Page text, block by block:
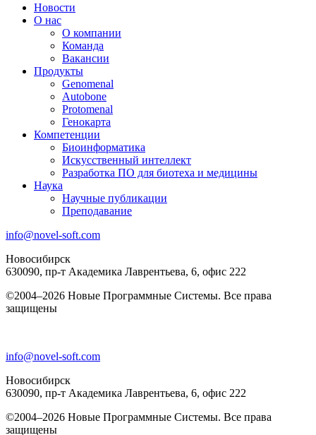
Меню
подвале
(русский)
Новости
О нас
О компании
Команда
Вакансии
Продукты
Genomenal
Autobone
Protomenal
Генокарта
Компетенции
Биоинформатика
Искусственный интеллект
Разработка ПО для биотеха и медицины
Наука
Научные публикации
Преподавание
info@novel-soft.com
Новосибирск
630090, пр-т Академика Лаврентьева, 6, офис 222
©2004–2026 Новые Программные Системы. Все права
защищены
info@novel-soft.com
Новосибирск
630090, пр-т Академика Лаврентьева, 6, офис 222
©2004–2026 Новые Программные Системы. Все права
защищены